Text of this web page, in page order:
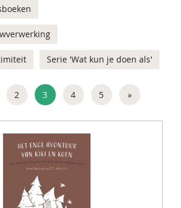
Serie 'Wat kun je doen als'
2 3 4 5 »